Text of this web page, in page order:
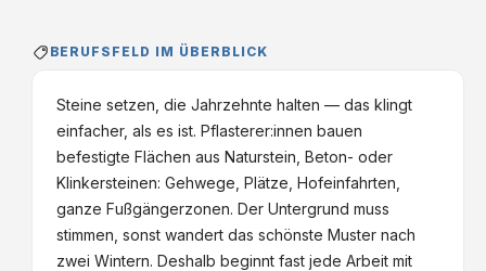
BERUFSFELD IM ÜBERBLICK
Steine setzen, die Jahrzehnte halten — das klingt
einfacher, als es ist. Pflasterer:innen bauen
befestigte Flächen aus Naturstein, Beton- oder
Klinkersteinen: Gehwege, Plätze, Hofeinfahrten,
ganze Fußgängerzonen. Der Untergrund muss
stimmen, sonst wandert das schönste Muster nach
zwei Wintern. Deshalb beginnt fast jede Arbeit mit